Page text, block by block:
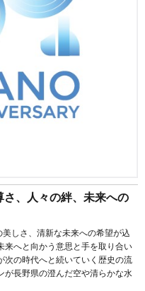
さ、人々の絆、未来への
しさ、清新な未来への希望が込
来へと向かう意思と手を取り合い
次の時代へと続いていく歴史の流
が長野県の澄んだ空や清らかな水